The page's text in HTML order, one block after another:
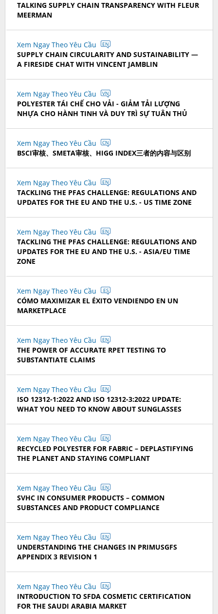
TALKING SUPPLY CHAIN TRANSPARENCY WITH FLEUR
MEERMAN
Xem Ngay Theo Yêu Cầu EN
SUPPLY CHAIN CIRCULARITY AND SUSTAINABILITY —
A FIRESIDE CHAT WITH VINCENT JAMBLIN
Xem Ngay Theo Yêu Cầu VN
POLYESTER TÁI CHẾ CHO VẢI - GIẢM TẢI LƯỢNG
NHỰA CHO HÀNH TINH VÀ DUY TRÌ SỰ TUÂN THỦ
Xem Ngay Theo Yêu Cầu CN
BSCI审核、SMETA审核、HIGG INDEX三者的内容与区别
Xem Ngay Theo Yêu Cầu EN
TACKLING THE PFAS CHALLENGE: REGULATIONS AND
UPDATES FOR THE EU AND THE U.S. - US TIME ZONE
Xem Ngay Theo Yêu Cầu EN
TACKLING THE PFAS CHALLENGE: REGULATIONS AND
UPDATES FOR THE EU AND THE U.S. - ASIA/EU TIME
ZONE
Xem Ngay Theo Yêu Cầu ES
CÓMO MAXIMIZAR EL ÉXITO VENDIENDO EN UN
MARKETPLACE
Xem Ngay Theo Yêu Cầu EN
THE POWER OF ACCURATE RPET TESTING TO
SUBSTANTIATE CLAIMS
Xem Ngay Theo Yêu Cầu EN
ISO 12312-1:2022 AND ISO 12312-3:2022 UPDATE:
WHAT YOU NEED TO KNOW ABOUT SUNGLASSES
Xem Ngay Theo Yêu Cầu EN
RECYCLED POLYESTER FOR FABRIC – DEPLASTIFYING
THE PLANET AND STAYING COMPLIANT
Xem Ngay Theo Yêu Cầu EN
SVHC IN CONSUMER PRODUCTS – COMMON
SUBSTANCES AND PRODUCT COMPLIANCE
Xem Ngay Theo Yêu Cầu EN
UNDERSTANDING THE CHANGES IN PRIMUSGFS
APPENDIX 3 REVISION 1
Xem Ngay Theo Yêu Cầu EN
INTRODUCTION TO SFDA COSMETIC CERTIFICATION
FOR THE SAUDI ARABIA MARKET